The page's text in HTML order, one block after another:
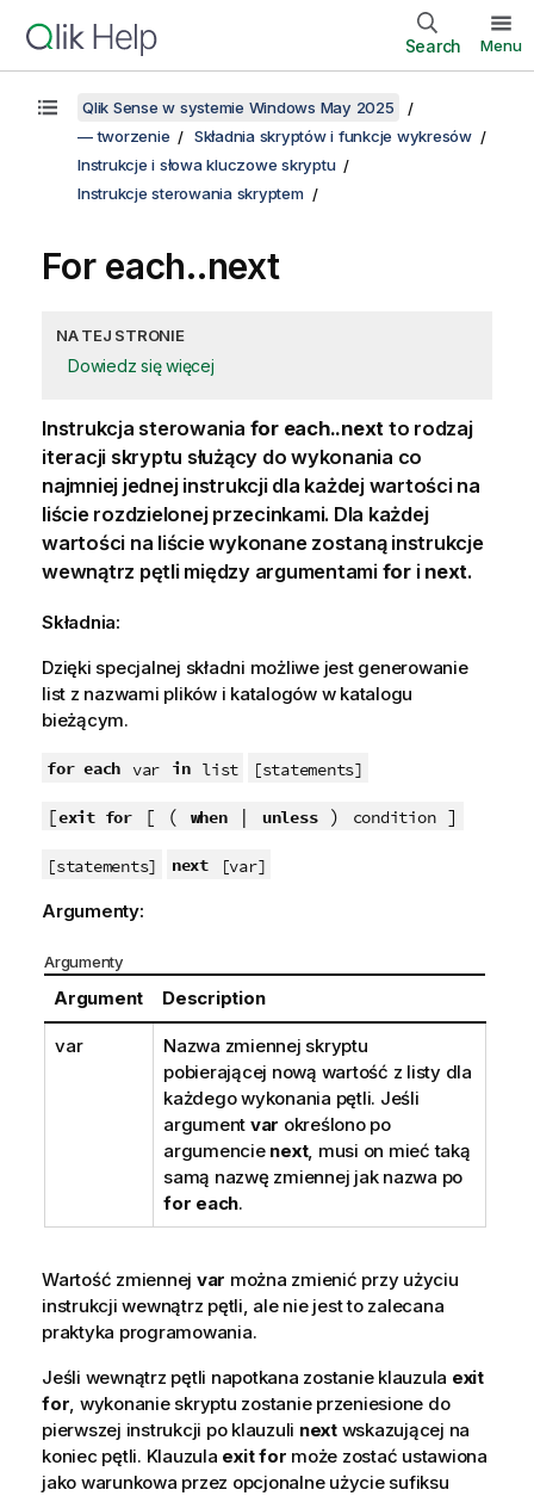
Search Menu
Qlik Sense w systemie Windows May 2025
— tworzenie
Składnia skryptów i funkcje wykresów
Instrukcje i słowa kluczowe skryptu
Instrukcje sterowania skryptem
For each..next
NA TEJ STRONIE
Dowiedz się więcej
Instrukcja sterowania for each..next to rodzaj
iteracji skryptu służący do wykonania co
najmniej jednej instrukcji dla każdej wartości na
liście rozdzielonej przecinkami. Dla każdej
wartości na liście wykonane zostaną instrukcje
wewnątrz pętli między argumentami fori next.
Składnia:
Dzięki specjalnej składni możliwe jest generowanie
list z nazwami plików i katalogów w katalogu
bieżącym.
for each var in list [statements]
[exit for[ ( when| unless) condition]
[statements] next [var]
Argumenty:
Argumenty
Argument Description
var
Nazwa zmiennej skryptu
pobierającej nową wartość z listy dla
każdego wykonania pętli. Jeśli
argument var określono po
argumencie next, musi on mieć taką
samą nazwę zmiennej jak nazwa po
for each.
Wartość zmiennej var można zmienić przy użyciu
instrukcji wewnątrz pętli, ale nie jest to zalecana
praktyka programowania.
Jeśli wewnątrz pętli napotkana zostanie klauzula exit
for, wykonanie skryptu zostanie przeniesione do
pierwszej instrukcji po klauzuli nextwskazującej na
koniec pętli. Klauzula exit for może zostać ustawiona
jako warunkowa przez opcjonalne użycie sufiksu